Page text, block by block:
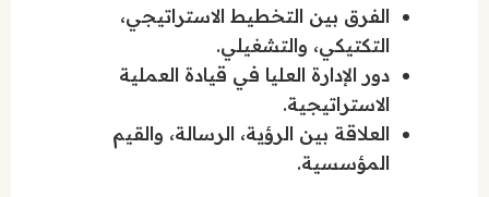
الفرق بين التخطيط الاستراتيجي،
التكتيكي، والتشغيلي.
دور الإدارة العليا في قيادة العملية
الاستراتيجية.
العلاقة بين الرؤية، الرسالة، والقيم
المؤسسية.